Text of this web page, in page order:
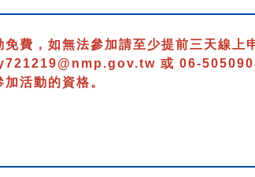
免費，如無法參加請至少提前三天線上
或 06-
活動的資格。